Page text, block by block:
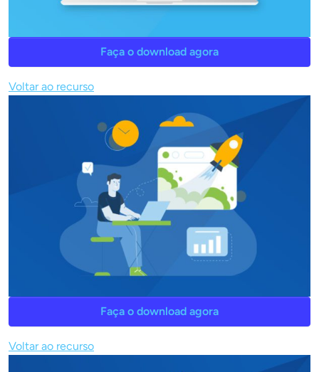
Faça o download agora
Voltar ao recurso
Faça o download agora
Voltar ao recurso